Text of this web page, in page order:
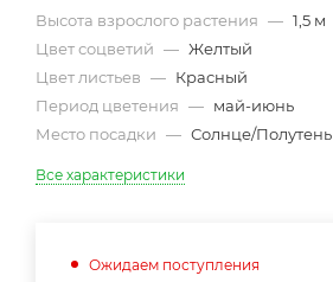
Высота взрослого растения — 1,5 м
Цвет соцветий — Желтый
Цвет листьев — Красный
Период цветения — май-июнь
Место посадки — Солнце/Полутень
Все характеристики
Ожидаем поступления